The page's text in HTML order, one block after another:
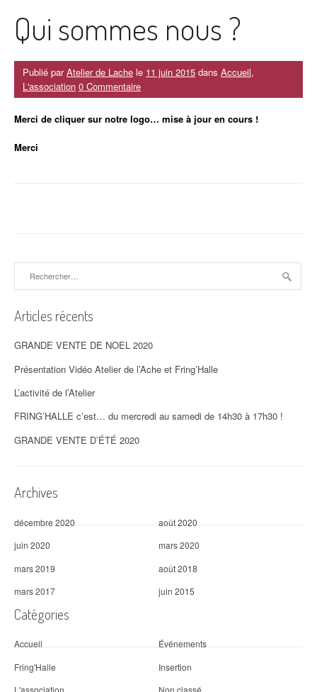
Qui sommes nous ?
Publié parAtelier de Lache le 11 juin 2015 dans Accueil,
L'association 0 Commentaire
Merci de cliquer sur notre logo… mise à jour en cours !
Merci
Articles récents
GRANDE VENTE DE NOEL 2020
Présentation Vidéo Atelier de l’Ache et Fring’Halle
L’activité de l’Atelier
FRING’HALLE c’est… du mercredi au samedi de 14h30 à 17h30 !
GRANDE VENTE D’ÉTÉ 2020
Archives
décembre 2020
août 2020
juin 2020
mars 2020
mars 2019
août 2018
mars 2017
juin 2015
Catégories
Accueil
Événements
Fring'Halle
Insertion
L'association
Non classé